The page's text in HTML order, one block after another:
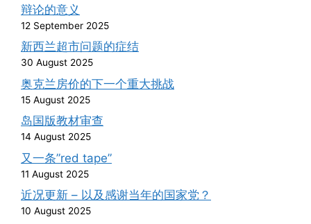
辩论的意义
12 September 2025
新西兰超市问题的症结
30 August 2025
奥克兰房价的下一个重大挑战
15 August 2025
岛国版教材审查
14 August 2025
又一条”red tape”
11 August 2025
近况更新 – 以及感谢当年的国家党？
10 August 2025